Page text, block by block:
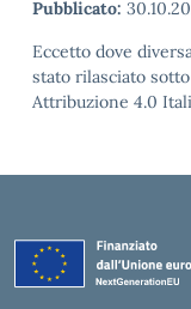
Pubblicato:
Eccetto dove
stato rilasciato
Attribuzione 4.0